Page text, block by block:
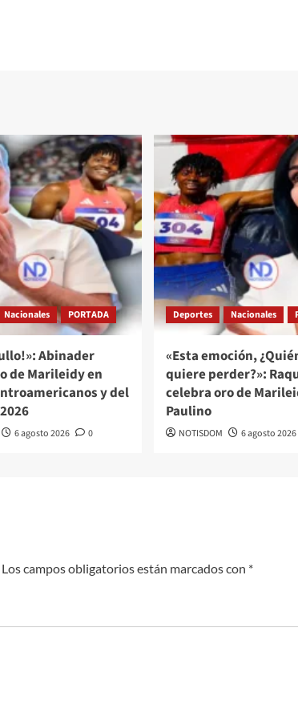
Nacionales PORTADA
Abinader
de Marileidy en
y del
6 agosto 2026 0
Deportes Nacionales
«Esta emoción,
quiere perder?»:
celebra oro de
Paulino
NOTISDOM 6 agosto 2026
Los campos obligatorios están marcados con *